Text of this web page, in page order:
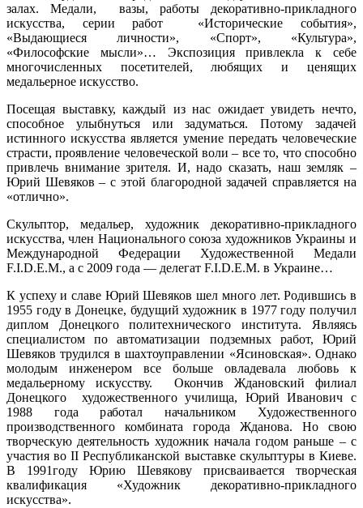
залах. Медали, вазы, работы декоративно-прикладного
искусства, серии работ «Исторические события»,
«Выдающиеся личности», «Спорт», «Культура»,
«Философские мысли»… Экспозиция привлекла к себе
многочисленных посетителей, любящих и ценящих
медальерное искусство.
Посещая выставку, каждый из нас ожидает увидеть нечто,
способное улыбнуться или задуматься. Потому задачей
истинного искусства является умение передать человеческие
страсти, проявление человеческой воли – все то, что способно
привлечь внимание зрителя. И, надо сказать, наш земляк –
Юрий Шевяков – с этой благородной задачей справляется на
«отлично».
Скульптор, медальер, художник декоративно-прикладного
искусства, член Национального союза художников Украины и
Международной Федерации Художественной Медали
F.I.D.Е.М., а с 2009 года — делегат F.I.D.Е.М. в Украине…
К успеху и славе Юрий Шевяков шел много лет. Родившись в
1955 году в Донецке, будущий художник в 1977 году получил
диплом Донецкого политехнического института. Являясь
специалистом по автоматизации подземных работ, Юрий
Шевяков трудился в шахтоуправлении «Ясиновская». Однако
молодым инженером все больше овладевала любовь к
медальерному искусству. Окончив Ждановский филиал
Донецкого художественного училища, Юрий Иванович с
1988 года работал начальником Художественного
производственного комбината города Жданова. Но свою
творческую деятельность художник начала годом раньше – с
участия во II Республиканской выставке скульптуры в Киеве.
В 1991году Юрию Шевякову присваивается творческая
квалификация «Художник декоративно-прикладного
искусства».